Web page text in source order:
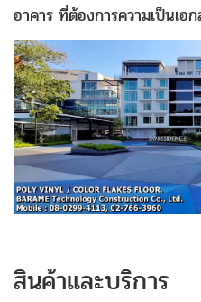
อาคาร ที่ต้องการความเป็นเอ
สินค้าและบริการ